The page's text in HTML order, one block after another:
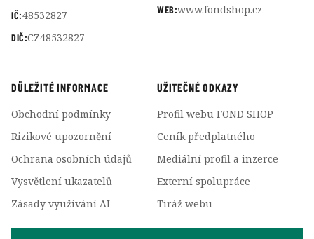
IČ:48532827
DIČ:CZ48532827
WEB:www.fondshop.cz
DŮLEŽITÉ INFORMACE
Obchodní podmínky
Rizikové upozornění
Ochrana osobních údajů
Vysvětlení ukazatelů
Zásady využívání AI
UŽITEČNÉ ODKAZY
Profil webu FOND SHOP
Ceník předplatného
Mediální profil a inzerce
Externí spolupráce
Tiráž webu